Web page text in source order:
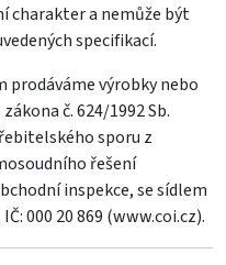
charakter a nemůže být
specifikací.
výrobky nebo
č. 624/1992 Sb.
sporu z
řešení
inspekce, se sídlem
000 20 869 (www.coi.cz).